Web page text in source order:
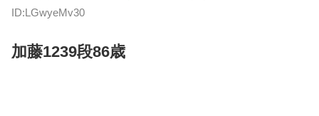
ID:LGwyeMv30
加藤1239段86歳